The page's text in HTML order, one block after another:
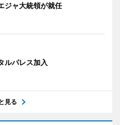
ジャ大統領が就任
ルパレス加入
見る